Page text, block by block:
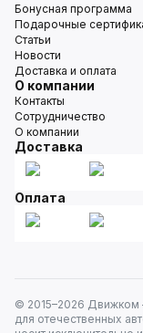
Бонусная программа
Подарочные
Статьи
Новости
Доставка и оплата
О компании
Контакты
Сотрудничество
О компании
Доставка
Оплата
© 2015–2026 Движком
для отечественных